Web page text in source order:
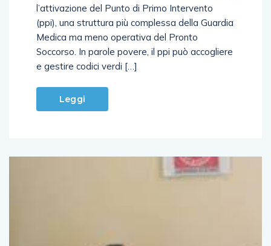
l’attivazione del Punto di Primo Intervento
(ppi), una struttura più complessa della Guardia
Medica ma meno operativa del Pronto
Soccorso. In parole povere, il ppi può accogliere
e gestire codici verdi […]
Leggi